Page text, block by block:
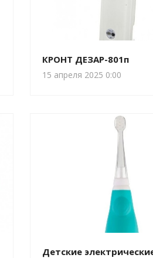
КРОНТ ДЕЗАР-801п
15 апреля 2025 0:00
Детские